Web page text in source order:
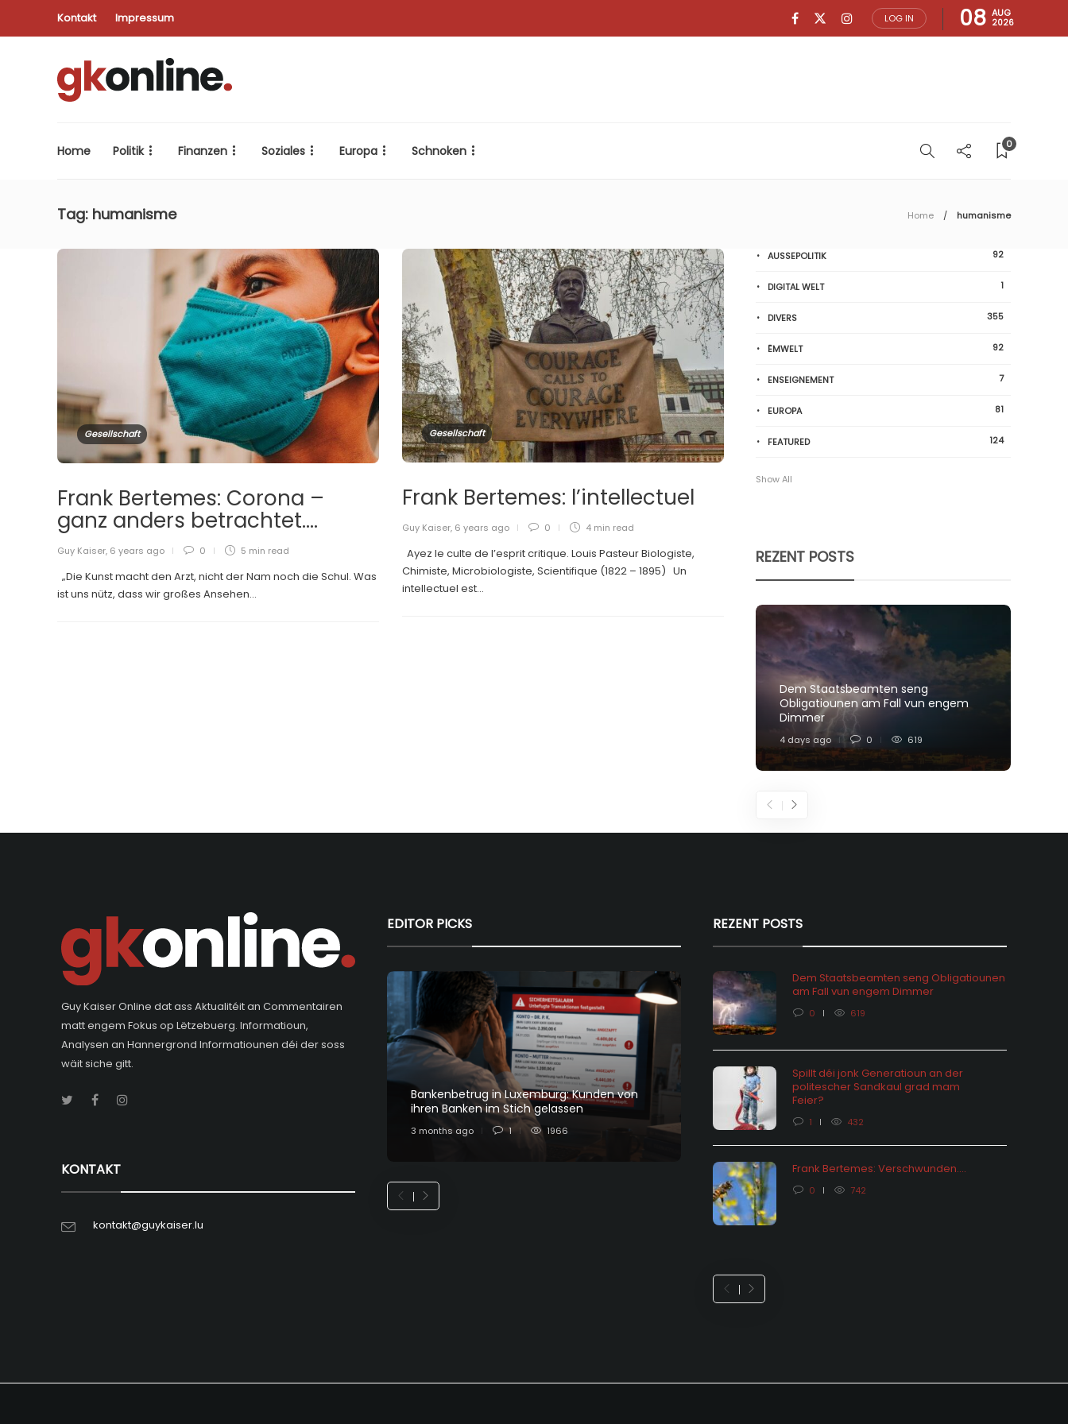
Kontakt Impressum LOG IN 08 AUG
2026
Home Politik Finanzen Soziales Europa Schnoken 0
Tag: humanisme Home humanisme
Gesellschaft
Frank Bertemes: Corona –
ganz anders betrachtet….
Guy Kaiser, 6 years ago 0 5 min read
„Die Kunst macht den Arzt, nicht der Nam noch die Schul. Was
ist uns nütz, dass wir großes Ansehen...
Gesellschaft
Frank Bertemes: l’intellectuel
Guy Kaiser, 6 years ago 0 4 min read
Ayez le culte de l’esprit critique. Louis Pasteur Biologiste,
Chimiste, Microbiologiste, Scientifique (1822 – 1895) Un
intellectuel est...
AUSSEPOLITIK 92
DIGITAL WELT 1
DIVERS 355
ËMWELT 92
ENSEIGNEMENT 7
EUROPA 81
FEATURED 124
Show All
REZENT POSTS
Dem Staatsbeamten seng
Obligatiounen am Fall vun engem
Dimmer
4 days ago 0 619
Guy Kaiser Online dat ass Aktualitéit an Commentairen
matt engem Fokus op Lëtzebuerg. Informatioun,
Analysen an Hannergrond Informatiounen déi der soss
wäit siche gitt.
KONTAKT
kontakt@guykaiser.lu
EDITOR PICKS
Bankenbetrug in Luxemburg: Kunden von
ihren Banken im Stich gelassen
3 months ago 1 1966
Chômage: vu Statistiken an hire
Lektiounen
7 months ago
REZENT POSTS
Dem Staatsbeamten seng Obligatiounen
am Fall vun engem Dimmer
0 619
Spillt déi jonk Generatioun an der
politescher Sandkaul grad mam
Feier?
1 432
Frank Bertemes: Verschwunden….
0 742